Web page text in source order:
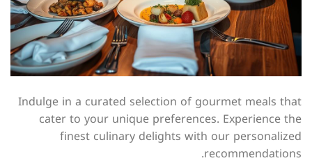
Indulge in a curated selection of gourmet meals that
cater to your unique preferences. Experience the
finest culinary delights with our personalized
recommendations.